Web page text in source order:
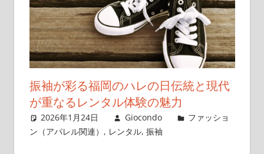
振袖が彩る福岡のハレの日伝統と現代
が重なるレンタル体験の魅力
2026年1月24日 Giocondo
ファッショ
ン（アパレル関連） , レンタル, 振袖